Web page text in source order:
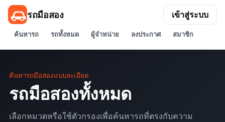
รถมือสอง
ค้นหารถ รถทั้งหมด ผู้จำหน่าย ลงประกาศ สมาชิก
เข้าสู่ระบบ
ค้นหารถมือสองแบบละเอียด
รถมือสองทั้งหมด
เลือกหมวดหรือใช้ตัวกรองเพื่อค้นหารถที่ตรงกับความ